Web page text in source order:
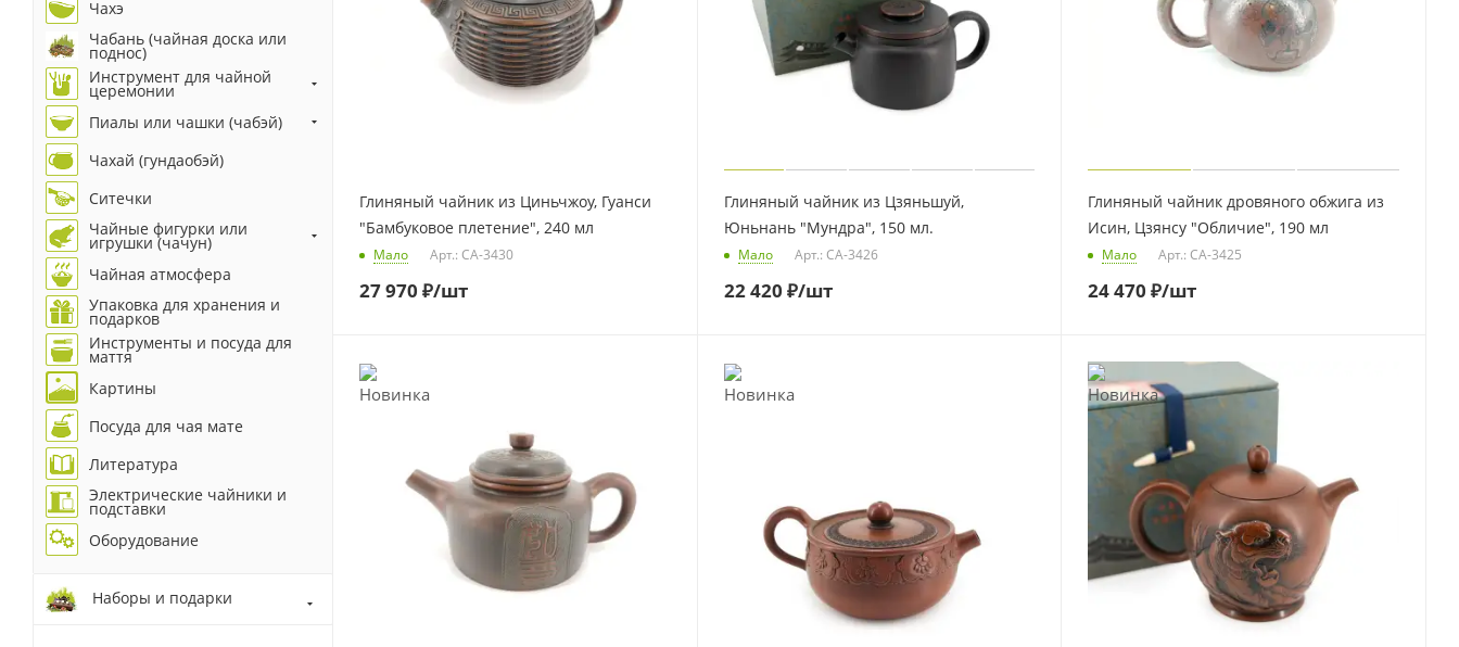
Глиняный чайник из Циньчжоу, Гуанси
"Бамбуковое плетение", 240 мл
Мало Арт.: CA-3430
27 970 ₽/шт
Глиняный чайник из Цзяньшуй,
Юньнань "Мундра", 150 мл.
Мало Арт.: CA-3426
22 420 ₽/шт
Глиняный чайник дровяного обжига из
Исин, Цзянсу "Обличие", 190 мл
Мало Арт.: CA-3425
24 470 ₽/шт
Чахэ
Чабань (чайная доска или
поднос)
Инструмент для чайной
церемонии
Пиалы или чашки (чабэй)
Чахай (гундаобэй)
Ситечки
Чайные фигурки или
игрушки (чачун)
Чайная атмосфера
Упаковка для хранения и
подарков
Инструменты и посуда для
маття
Картины
Посуда для чая мате
Литература
Электрические чайники и
подставки
Оборудование
Наборы и подарки